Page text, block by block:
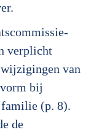
verplicht
van
bij
(p. 8).
de